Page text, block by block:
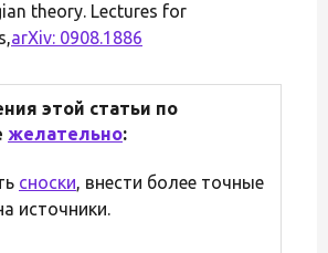
theory. Lectures for
arXiv: 0908.1886
этой статьи по
желательно:
сноски, внести более точные
источники.